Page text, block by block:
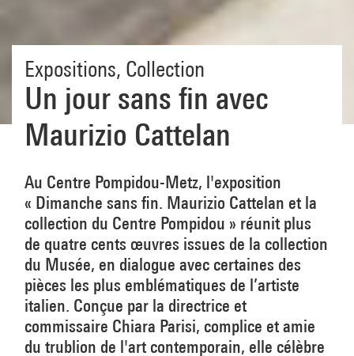
Expositions, Collection
Un jour sans fin avec
Maurizio Cattelan
Au Centre Pompidou-Metz, l'exposition
« Dimanche sans fin. Maurizio Cattelan et la
collection du Centre Pompidou » réunit plus
de quatre cents œuvres issues de la collection
du Musée, en dialogue avec certaines des
pièces les plus emblématiques de l’artiste
italien. Conçue par la directrice et
commissaire Chiara Parisi, complice et amie
du trublion de l'art contemporain, elle célèbre